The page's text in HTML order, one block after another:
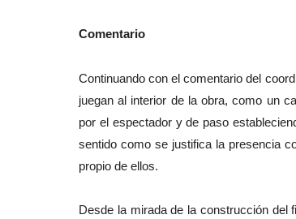
Comentario
Continuando con el comentario del
juegan al interior de la obra, como un
por el espectador y de paso
sentido como se justifica la presencia
propio de ellos.
Desde la mirada de la construcción del